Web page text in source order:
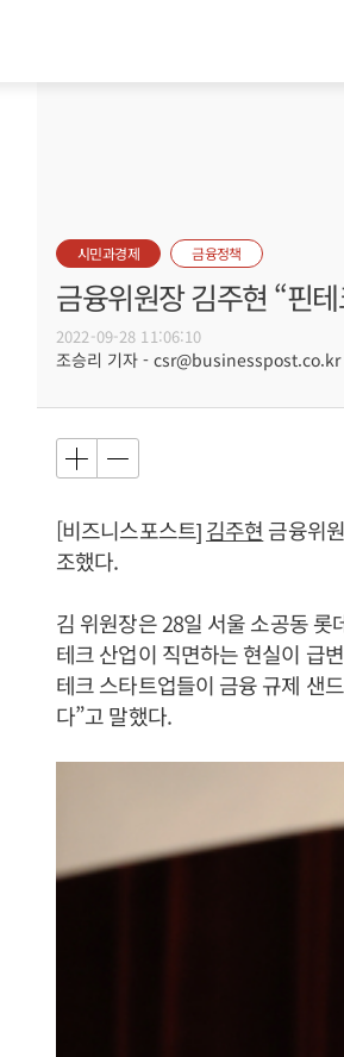
시민과경제 금융정책
금융위원장 김주현 “핀
2022-09-28 11:06:10
조승리 기자 - csr@businesspost.co.kr
[비즈니스포스트]김주현 금융위
조했다.
김 위원장은 28일 서울 소공동 롯
테크 산업이 직면하는 현실이 급
테크 스타트업들이 금융 규제 샌
다”고 말했다.